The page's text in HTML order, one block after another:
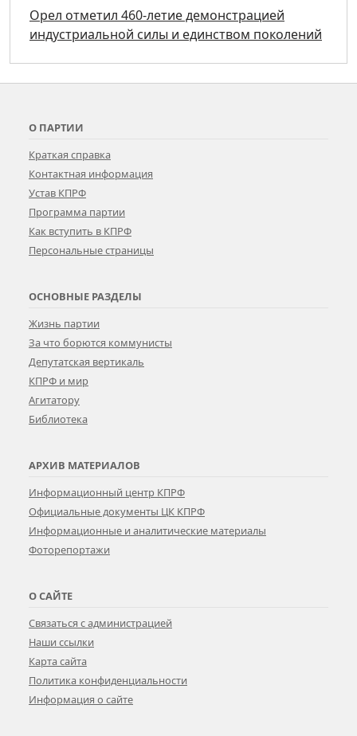
Орел отметил 460-летие демонстрацией
индустриальной силы и единством поколений
О ПАРТИИ
Краткая справка
Контактная информация
Устав КПРФ
Программа партии
Как вступить в КПРФ
Персональные страницы
ОСНОВНЫЕ РАЗДЕЛЫ
Жизнь партии
За что борются коммунисты
Депутатская вертикаль
КПРФ и мир
Агитатору
Библиотека
АРХИВ МАТЕРИАЛОВ
Информационный центр КПРФ
Официальные документы ЦК КПРФ
Информационные и аналитические материалы
Фоторепортажи
О САЙТЕ
Связаться с администрацией
Наши ссылки
Карта сайта
Политика конфиденциальности
Информация о сайте